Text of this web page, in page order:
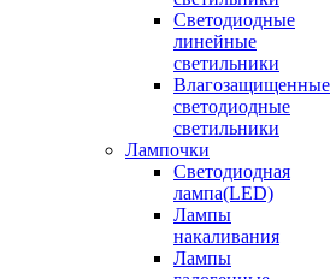
Светодиодные
линейные
светильники
Влагозащищенные
светодиодные
светильники
Лампочки
Светодиодная
лампа(LED)
Лампы
накаливания
Лампы